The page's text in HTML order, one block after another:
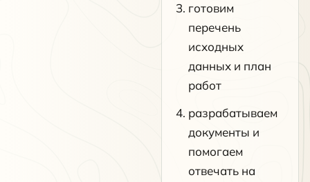
готовим
перечень
исходных
данных и план
работ
разрабатываем
документы и
помогаем
отвечать на